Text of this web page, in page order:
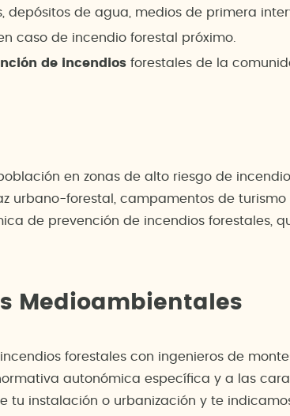
depósitos de agua, medios de primera
caso de incendio forestal próximo.
de incendios forestales de la
en zonas de alto riesgo de
urbano-forestal, campamentos de
de prevención de incendios forestales,
Medioambientales
forestales con ingenieros de
autonómica específica y a las
tu instalación o urbanización y te